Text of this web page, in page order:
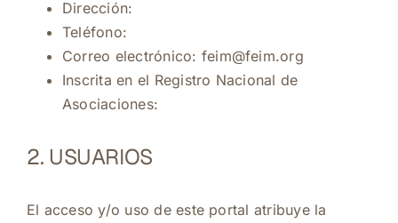
Dirección:
Teléfono:
Correo electrónico: feim@feim.org
Inscrita en el Registro Nacional de
Asociaciones:
2. USUARIOS
El acceso y/o uso de este portal atribuye la